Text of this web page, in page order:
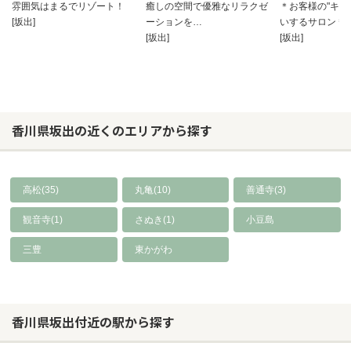
雰囲気はまるでリゾート！
[坂出]
癒しの空間で優雅なリラクゼ
ーションを…
[坂出]
＊お客様の"キ
いするサロン＊
[坂出]
香川県坂出の近くのエリアから探す
高松(35) 丸亀(10) 善通寺(3)
観音寺(1) さぬき(1) 小豆島
三豊 東かがわ
香川県坂出付近の駅から探す